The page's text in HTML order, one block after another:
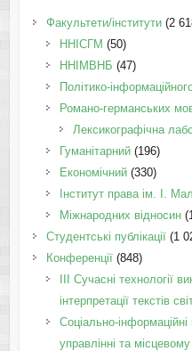
Факультети/інститути(2
ННІСГМ (50)
ННІМВНБ (47)
Політико-
Романо-германських
Лексикографічна
Гуманітарний(196)
Економічний(330)
Інститут права ім. І.
Міжнародних відносин
Студентські публікації(1
Конференції(848)
III Сучасні технології
інтерпретації текстів
Соціально-
управлінні та